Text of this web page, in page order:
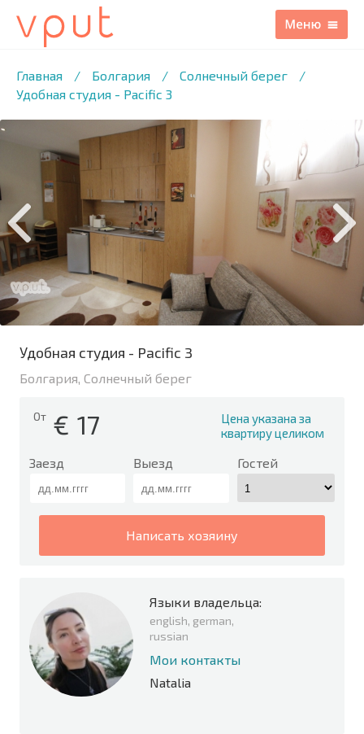
Главная / Болгария / Солнечный берег
/
Удобная студия - Pacific 3
/8 ФОТО
Удобная студия - Pacific 3
Болгария, Солнечный берег
От € 17
Цена указана за
квартиру целиком
Заезд Выезд Гостей
написать хозяину
Языки владельца:
english, german,
russian
Мои контакты
Natalia